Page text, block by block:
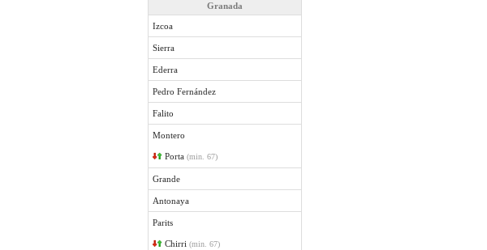
Granada
Izcoa
Sierra
Ederra
Pedro Fernández
Falito
Montero
Porta (min. 67)
Grande
Antonaya
Parits
Chirri (min. 67)